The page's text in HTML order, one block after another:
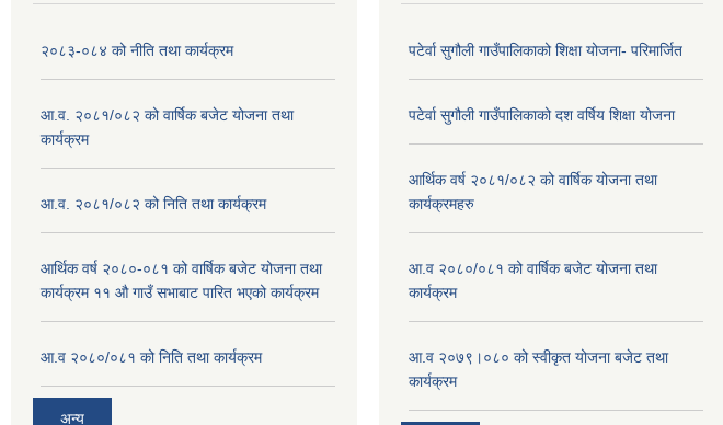
२०८३-०८४ को नीति तथा कार्यक्रम
आ.व. २०८१/०८२ को वार्षिक बजेट योजना तथा
कार्यक्रम
आ.व. २०८१/०८२ को निति तथा कार्यक्रम
आर्थिक वर्ष २०८०-०८१ को वार्षिक बजेट योजना तथा
कार्यक्रम ११ औ गाउँ सभाबाट पारित भएको कार्यक्रम
आ.व २०८०/०८१ को निति तथा कार्यक्रम
अन्य
पटेर्वा सुगौली गाउँपालिकाको शिक्षा योजना- परिमार्जित
पटेर्वा सुगौली गाउँपालिकाको दश वर्षिय शिक्षा योजना
आर्थिक वर्ष २०८१/०८२ को वार्षिक योजना तथा
कार्यक्रमहरु
आ.व २०८०/०८१ को वार्षिक बजेट योजना तथा
कार्यक्रम
आ.व २०७९।०८० को स्वीकृत योजना बजेट तथा
कार्यक्रम